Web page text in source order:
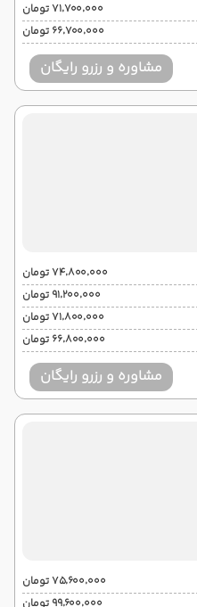
۷۱٬۷۰۰٬۰۰۰ تومان
۶۶٬۷۰۰٬۰۰۰ تومان
مشاوره و رزرو رایگان
۷۴٬۸۰۰٬۰۰۰ تومان
۹۱٬۲۰۰٬۰۰۰ تومان
۷۱٬۸۰۰٬۰۰۰ تومان
۶۶٬۸۰۰٬۰۰۰ تومان
مشاوره و رزرو رایگان
۷۵٬۶۰۰٬۰۰۰ تومان